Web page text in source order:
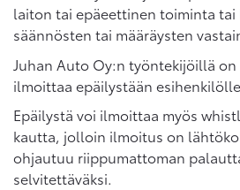
laiton tai epäeettinen toiminta tai
säännösten tai määräysten
Juhan Auto Oy:n työntekijöillä
ilmoittaa epäilystään
Epäilystä voi ilmoittaa myös
kautta, jolloin ilmoitus on
ohjautuu riippumattoman
selvitettäväksi.